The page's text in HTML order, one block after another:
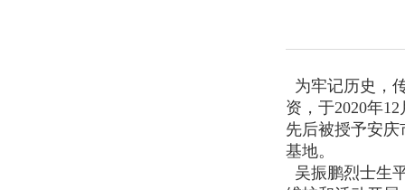
为牢记历史，
资，于2020年
先后被授予安
基地。
吴振鹏烈士生